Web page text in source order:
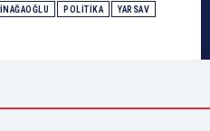
POLITIKA YARSAV